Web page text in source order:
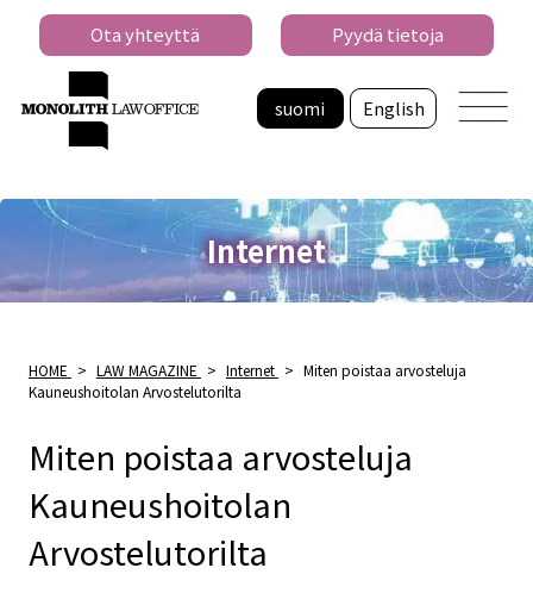
suomi English
Ota yhteyttä Pyydä tietoja
Internet
HOME > LAW MAGAZINE > Internet > Miten poistaa arvosteluja
Kauneushoitolan Arvostelutorilta
Miten poistaa arvosteluja
Kauneushoitolan
Arvostelutorilta